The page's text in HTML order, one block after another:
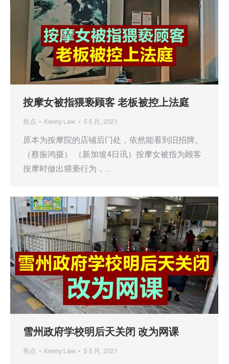
按摩女被指猥亵顾客 老板被控上法庭
焦点 Kenny Law 5 5 月, 2021
原本为按摩院的店铺后门处，依然能看到旧招牌。
（蔡振鸿摄） （新加坡4日讯）按摩女被指为顾客
按摩时做出猥亵行为，…
雪州政府学校明后天关闭 改为网课
焦点 Kenny Law 5 5 月, 2021